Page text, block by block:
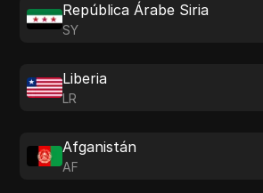
República Árabe Siria
SY
Liberia
LR
Afganistán
AF